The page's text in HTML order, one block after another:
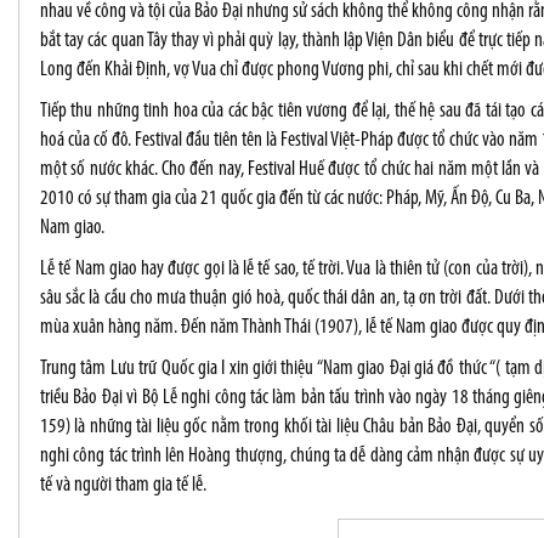
nhau về công và tội của Bảo Đại nhưng sử sách không thể không công nhận
bắt tay các quan Tây thay vì phải quỳ lạy, thành lập Viện Dân biểu để trực
Long đến Khải Định, vợ Vua chỉ được phong Vương phi, chỉ sau khi chết mới
Tiếp thu những tinh hoa của các bậc tiên vương để lại, thế hệ sau đã tái
hoá của cố đô. Festival đầu tiên tên là Festival Việt-Pháp được tổ chức vào
một số nước khác. Cho đến nay, Festival Huế được tổ chức hai năm một lần
2010 có sự tham gia của 21 quốc gia đến từ các nước: Pháp, Mỹ, Ấn Độ, Cu
Nam giao.
Lễ tế Nam giao hay được gọi là lễ tế sao, tế trời. Vua là thiên tử (con của
sâu sắc là cầu cho mưa thuận gió hoà, quốc thái dân an, tạ ơn trời đất. Dưới
mùa xuân hàng năm. Đến năm Thành Thái (1907), lễ tế Nam giao được quy
Trung tâm Lưu trữ Quốc gia I xin giới thiệu “Nam giao Đại giá đồ thức “( tạm
triều Bảo Đại vì Bộ Lễ nghi công tác làm bản tấu trình vào ngày 18 tháng
159) là những tài liệu gốc nằm trong khối tài liệu Châu bản Bảo Đại, quyển
nghi công tác trình lên Hoàng thượng, chúng ta dễ dàng cảm nhận được sự
tế và người tham gia tế lễ.